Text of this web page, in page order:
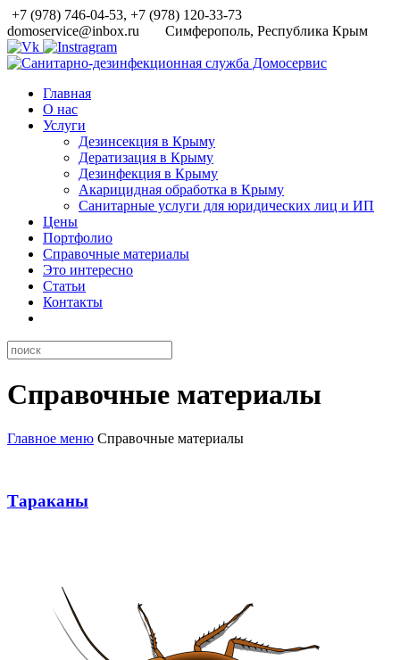
+7 (978) 746-04-53, +7 (978) 120-33-73
domoservice@inbox.ru
Симферополь, Республика Крым
Главная
О нас
Услуги
Дезинсекция в Крыму
Дератизация в Крыму
Дезинфекция в Крыму
Акарицидная обработка в Крыму
Санитарные услуги для юридических лиц и ИП
Цены
Портфолио
Справочные материалы
Это интересно
Статьи
Контакты
Справочные материалы
Главное меню Справочные материалы
Тараканы